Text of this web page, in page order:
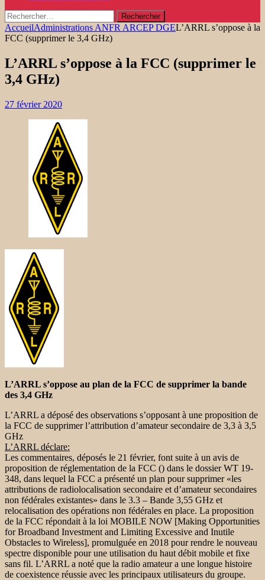
Rechercher :
AccueilAdministrations ANFR ARCEP DGEL’ARRL s’oppose à la
FCC (supprimer le 3,4 GHz)
L’ARRL s’oppose à la FCC (supprimer le
3,4 GHz)
27 février 2020
L’ARRL s’oppose au plan de la FCC de supprimer la bande
des 3,4 GHz
L’ARRL a déposé des observations s’opposant à une proposition de
la FCC de supprimer l’attribution d’amateur secondaire de 3,3 à 3,5
GHz
L’ARRL déclare:
Les commentaires, déposés le 21 février, font suite à un avis de
proposition de réglementation de la FCC () dans le dossier WT 19-
348, dans lequel la FCC a présenté un plan pour supprimer «les
attributions de radiolocalisation secondaire et d’amateur secondaires
non fédérales existantes» dans le 3.3 – Bande 3,55 GHz et
relocalisation des opérations non fédérales en place. La proposition
de la FCC répondait à la loi MOBILE NOW [Making Opportunities
for Broadband Investment and Limiting Excessive and Inutile
Obstacles to Wireless], promulguée en 2018 pour rendre le nouveau
spectre disponible pour une utilisation du haut débit mobile et fixe
sans fil. L’ARRL a noté que la radio amateur a une longue histoire
de coexistence réussie avec les principaux utilisateurs du groupe.